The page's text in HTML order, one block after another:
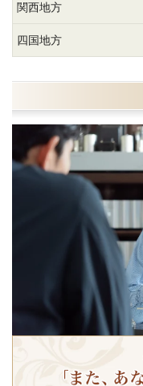
関西地方
四国地方